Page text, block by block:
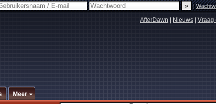
|
AfterDawn Nieuws Vraag
Meer